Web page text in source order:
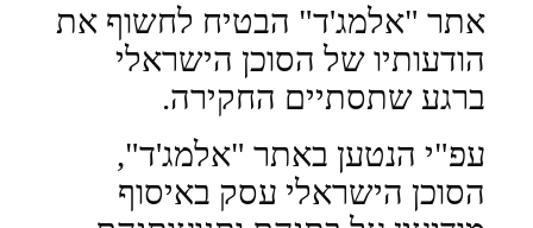
אתר "אלמג'ד" הבטיח לחשוף את
הודעותיו של הסוכן הישראלי
ברגע שתסתיים החקירה.
עפ"י הנטען באתר "אלמג'ד",
הסוכן הישראלי עסק באיסוף